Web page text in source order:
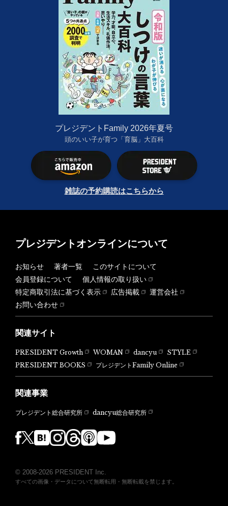
プレジデントFamily 2026年夏号
頭のいい子が育つ「育脳」大百科
雑誌の予約購読はこちらから
プレジデントオンラインについて
お知らせ 著者一覧
このサイトについて
会員登録について
個人情報の取り扱い
特定商取引法に基づく表示
広告掲載
運営会社
お問い合わせ
関連サイト
PRESIDENT Growth WOMAN dancyu
STYLE
PRESIDENT BOOKS
プレジデントFamily Online
関連事業
プレジデント総合研究所 dancyu総合研究所
© 2008-2026 PRESIDENT Inc.
すべての画像・データについて無断転用・無断転載を禁じます。